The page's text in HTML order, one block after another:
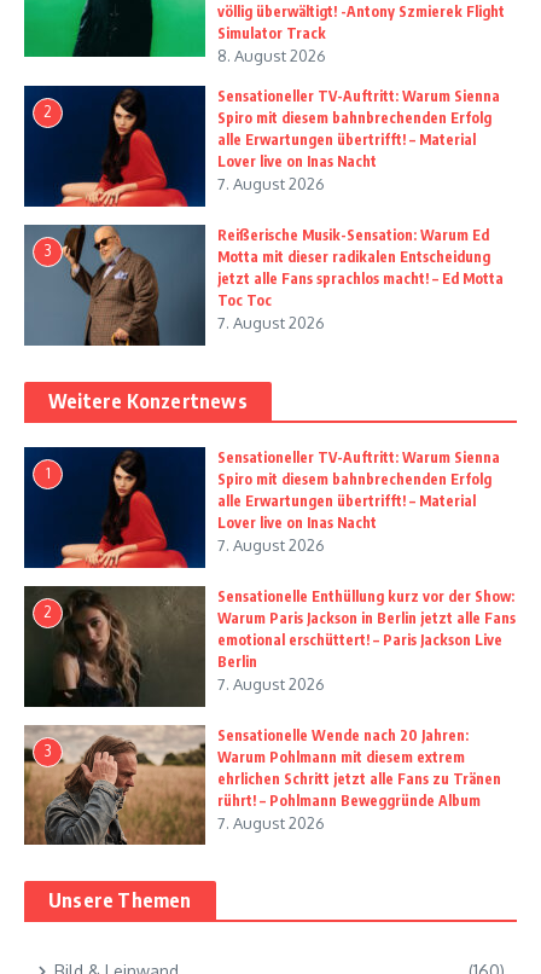
völlig überwältigt! -Antony Szmierek Flight
Simulator Track
8. August 2026
2
Sensationeller TV-Auftritt: Warum Sienna
Spiro mit diesem bahnbrechenden Erfolg
alle Erwartungen übertrifft! – Material
Lover live on Inas Nacht
7. August 2026
3
Reißerische Musik-Sensation: Warum Ed
Motta mit dieser radikalen Entscheidung
jetzt alle Fans sprachlos macht! – Ed Motta
Toc Toc
7. August 2026
Weitere Konzertnews
1
Sensationeller TV-Auftritt: Warum Sienna
Spiro mit diesem bahnbrechenden Erfolg
alle Erwartungen übertrifft! – Material
Lover live on Inas Nacht
7. August 2026
2
Sensationelle Enthüllung kurz vor der Show:
Warum Paris Jackson in Berlin jetzt alle Fans
emotional erschüttert! – Paris Jackson Live
Berlin
7. August 2026
3
Sensationelle Wende nach 20 Jahren:
Warum Pohlmann mit diesem extrem
ehrlichen Schritt jetzt alle Fans zu Tränen
rührt! – Pohlmann Beweggründe Album
7. August 2026
Unsere Themen